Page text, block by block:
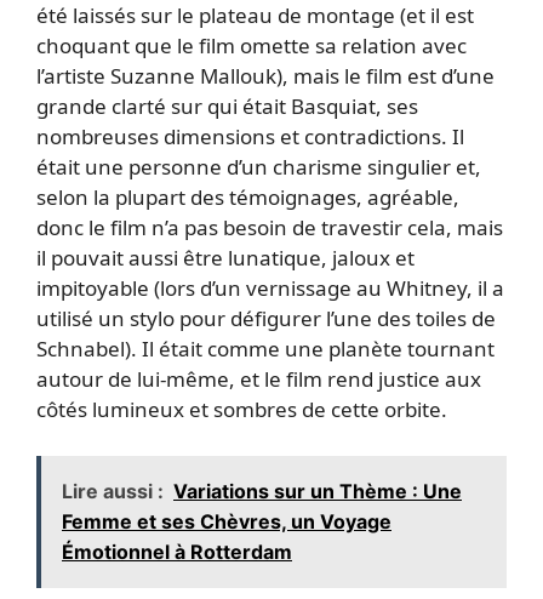
été laissés sur le plateau de montage (et il est
choquant que le film omette sa relation avec
l’artiste Suzanne Mallouk), mais le film est d’une
grande clarté sur qui était Basquiat, ses
nombreuses dimensions et contradictions. Il
était une personne d’un charisme singulier et,
selon la plupart des témoignages, agréable,
donc le film n’a pas besoin de travestir cela, mais
il pouvait aussi être lunatique, jaloux et
impitoyable (lors d’un vernissage au Whitney, il a
utilisé un stylo pour défigurer l’une des toiles de
Schnabel). Il était comme une planète tournant
autour de lui-même, et le film rend justice aux
côtés lumineux et sombres de cette orbite.
Lire aussi : Variations sur un Thème : Une
Femme et ses Chèvres, un Voyage
Émotionnel à Rotterdam